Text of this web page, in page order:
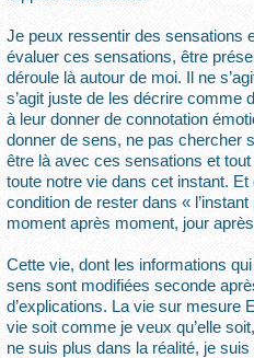
Je peux ressentir des sensations
évaluer ces sensations, être
déroule là autour de moi. Il ne
s’agit juste de les décrire comme
à leur donner de connotation
donner de sens, ne pas chercher
être là avec ces sensations et
toute notre vie dans cet instant.
condition de rester dans «
moment après moment, jour
Cette vie, dont les informations
sens sont modifiées seconde
d’explications. La vie sur mesure
vie soit comme je veux qu’elle
ne suis plus dans la réalité, je